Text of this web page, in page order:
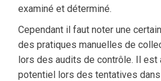
examiné et déterminé.
Cependant il faut noter une
des pratiques manuelles de
lors des audits de contrôle. Il est
potentiel lors des tentatives